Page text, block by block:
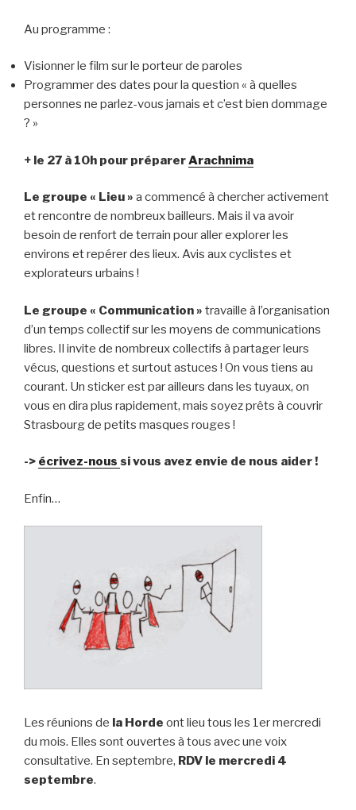
Au programme :
Visionner le film sur le porteur de paroles
Programmer des dates pour la question « à quelles
personnes ne parlez-vous jamais et c’est bien dommage
? »
+ le 27 à 10h pour préparerArachnima
Le groupe « Lieu » a commencé à chercher activement
et rencontre de nombreux bailleurs. Mais il va avoir
besoin de renfort de terrain pour aller explorer les
environs et repérer des lieux. Avis aux cyclistes et
explorateurs urbains !
Le groupe « Communication » travaille à l’organisation
d’un temps collectif sur les moyens de communications
libres. Il invite de nombreux collectifs à partager leurs
vécus, questions et surtout astuces ! On vous tiens au
courant. Un sticker est par ailleurs dans les tuyaux, on
vous en dira plus rapidement, mais soyez prêts à couvrir
Strasbourg de petits masques rouges !
-> écrivez-nous si vous avez envie de nous aider !
Enfin…
Les réunions de la Horde ont lieu tous les 1er mercredi
du mois. Elles sont ouvertes à tous avec une voix
consultative. En septembre, RDV le mercredi 4
septembre.